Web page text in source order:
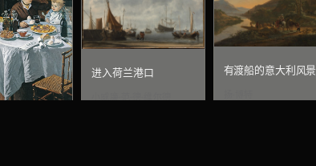
进入荷兰港口 有渡船的意大利风景